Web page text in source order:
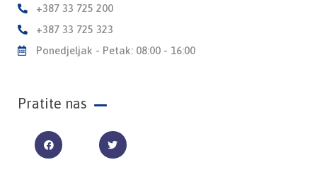
+387 33 725 200
+387 33 725 323
Ponedjeljak - Petak: 08:00 - 16:00
Pratite nas